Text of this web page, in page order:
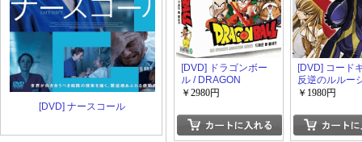
[DVD] ナースコール
[DVD] ドラゴンボー
ル / DRAGON
BALL 全編 DVD
録)【完全版】
￥2980円
[DVD] コード
反逆のルルー
DVD-BOX【
￥1980円